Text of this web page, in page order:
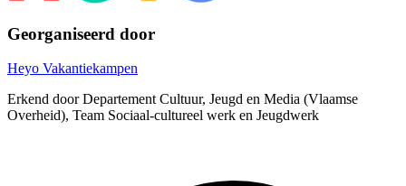
Georganiseerd door
Heyo Vakantiekampen
Erkend door Departement Cultuur, Jeugd en Media (Vlaamse
Overheid), Team Sociaal-cultureel werk en Jeugdwerk